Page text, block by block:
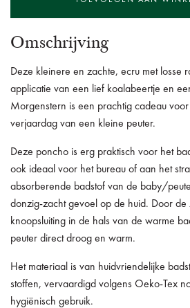
Omschrijving
Deze kleinere en zachte, ecru met losse
applicatie van een lief koalabeertje en
Morgenstern is een prachtig cadeau
verjaardag van een kleine peuter.
Deze poncho is erg praktisch voor het
ook ideaal voor het bureau of aan het
absorberende badstof van de baby/
donzig-zacht gevoel op de huid. Door de
knoopsluiting in de hals van de warme
peuter direct droog en warm.
Het materiaal is van huidvriendelijke
stoffen, vervaardigd volgens Oeko-Tex
hygiënisch gebruik.